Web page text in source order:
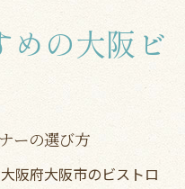
めの大阪ビ
ーの選び方
阪府大阪市のビストロ